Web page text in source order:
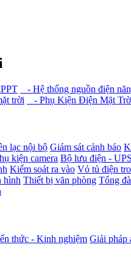
- Hệ thống nguồn điện
trời - Phụ Kiện Điện Mặt
lạc nội bộ Giám sát cảnh báo
kiện camera Bộ lưu điện - UPS
Kiểm soát ra vào Vỏ tủ điện
hình Thiết bị văn phòng Tổng
thức - Kinh nghiệm Giải pháp